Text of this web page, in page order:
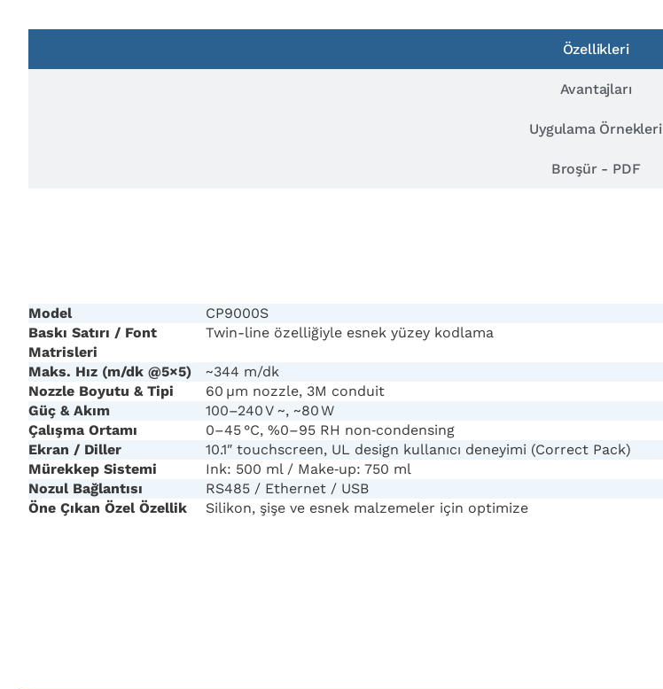
Özellikleri
Avantajları
Uygulama Örnekleri
Broşür - PDF
Model
CP9000S
Baskı Satırı / Font
Matrisleri
Twin-line özelliğiyle esnek yüzey kodlama
Maks. Hız (m/dk @5×5)
~344 m/dk
Nozzle Boyutu & Tipi
60 µm nozzle, 3M conduit
Güç & Akım
100–240 V ~, ~80 W
Çalışma Ortamı
0–45 °C, %0–95 RH non‑condensing
Ekran / Diller
10.1″ touchscreen, UL design kullanıcı deneyimi (Correct Pack)
Mürekkep Sistemi
Ink: 500 ml / Make‑up: 750 ml
Nozul Bağlantısı
RS485 / Ethernet / USB
Öne Çıkan Özel Özellik
Silikon, şişe ve esnek malzemeler için optimize